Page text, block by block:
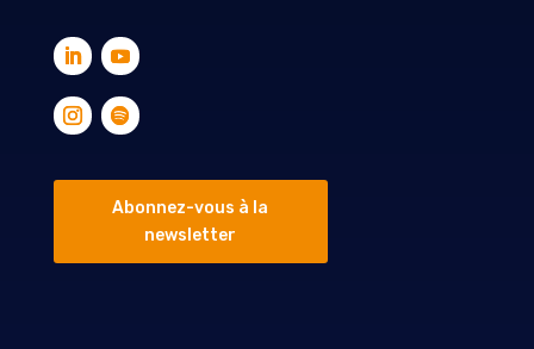
Abonnez-vous à la
newsletter